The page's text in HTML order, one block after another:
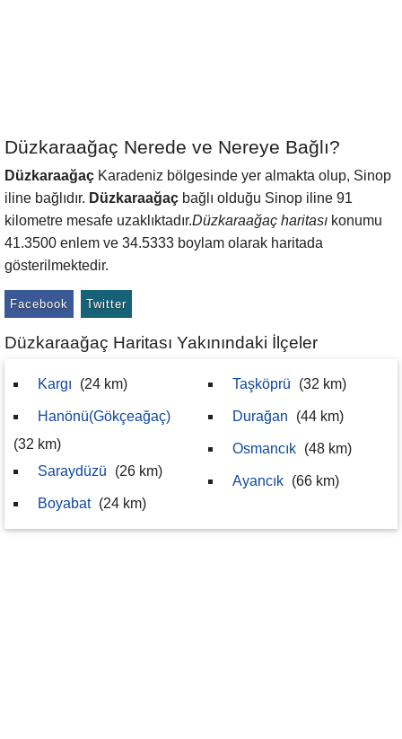
Düzkaraağaç Nerede ve Nereye Bağlı?
Düzkaraağaç Karadeniz bölgesinde yer almakta olup, Sinop
iline bağlıdır. Düzkaraağaç bağlı olduğu Sinop iline 91
kilometre mesafe uzaklıktadır.Düzkaraağaç haritası konumu
41.3500 enlem ve 34.5333 boylam olarak haritada
gösterilmektedir.
Facebook Twitter
Düzkaraağaç Haritası Yakınındaki İlçeler
Kargı (24 km)
Hanönü(Gökçeağaç)
(32 km)
Saraydüzü
(26 km)
Boyabat (24 km)
Taşköprü (32 km)
Durağan (44 km)
Osmancık (48 km)
Ayancık (66 km)